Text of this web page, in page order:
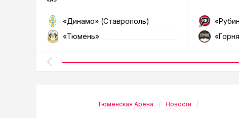
«Динамо» (Ставрополь)
«Тюмень»
Тюменская Арена Новости